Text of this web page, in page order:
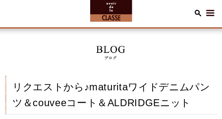
リクエストから♪maturitaワイドデニムパン
ツ＆couveeコート＆ALDRIDGEニット